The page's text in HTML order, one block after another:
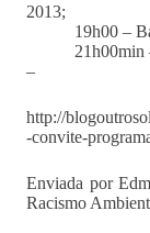
2013;
19h00 –
21h00min –
–
http://
-convite-
Enviada por
Racismo